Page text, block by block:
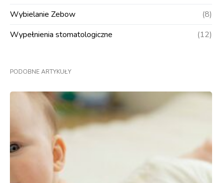
Wybielanie Zebow
(8)
Wypełnienia stomatologiczne
(12)
PODOBNE ARTYKUŁY